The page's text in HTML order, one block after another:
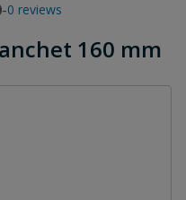
-0 reviews
160 mm